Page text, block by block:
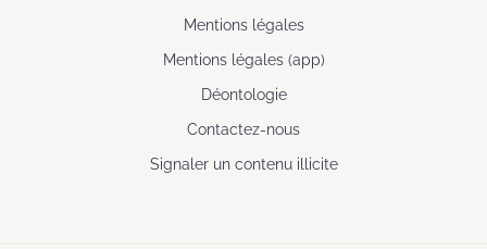
Mentions légales
Mentions légales (app)
Déontologie
Contactez-nous
Signaler un contenu illicite